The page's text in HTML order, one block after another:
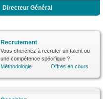
Directeur Général
Recrutement
Vous cherchez à recruter un talent ou
une compétence spécifique ?
Méthodologie
Offres en cours